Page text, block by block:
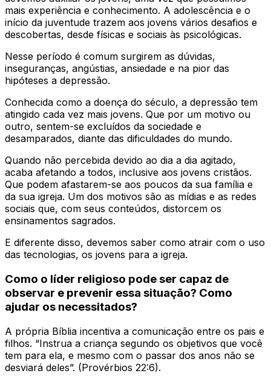
mais experiência e conhecimento. A adolescência e o
início da juventude trazem aos jovens vários desafios e
descobertas, desde físicas e sociais às psicológicas.
Nesse período é comum surgirem as dúvidas,
inseguranças, angústias, ansiedade e na pior das
hipóteses a depressão.
Conhecida como a doença do século, a depressão tem
atingido cada vez mais jovens. Que por um motivo ou
outro, sentem-se excluídos da sociedade e
desamparados, diante das dificuldades do mundo.
Quando não percebida devido ao dia a dia agitado,
acaba afetando a todos, inclusive aos jovens cristãos.
Que podem afastarem-se aos poucos da sua família e
da sua igreja. Um dos motivos são as mídias e as redes
sociais que, com seus conteúdos, distorcem os
ensinamentos sagrados.
E diferente disso, devemos saber como atrair com o uso
das tecnologias, os jovens para a igreja.
Como o líder religioso pode ser capaz de
observar e prevenir essa situação? Como
ajudar os necessitados?
A própria Bíblia incentiva a comunicação entre os pais e
filhos. “Instrua a criança segundo os objetivos que você
tem para ela, e mesmo com o passar dos anos não se
desviará deles”. (Provérbios 22:6).